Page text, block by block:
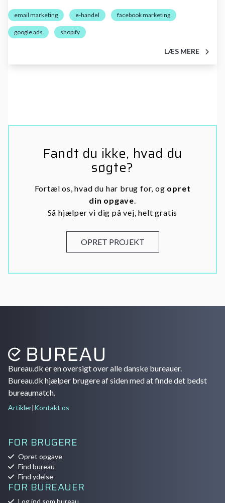
email marketing e-handel facebook marketing
google ads shopify
LÆS MERE
Fandt du ikke, hvad du
søgte?
Fortæl os, hvad du har brug for, og opret
din opgave.
Så hjælper vi dig på vej, helt gratis
OPRET PROJEKT
Bureau.dk er en oversigt over alle danske bureauer.
Bureau.dk hjælper brugere af siden med at finde det bedst
bureaumatch.
Artikler|Kontakt os
FOR BRUGERE
Opret opgave
Find bureau
Find ydelse
FOR BUREAUER
Log ind som bureau